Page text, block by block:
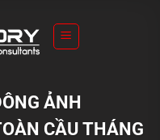
ẢNH
CẦU THÁNG